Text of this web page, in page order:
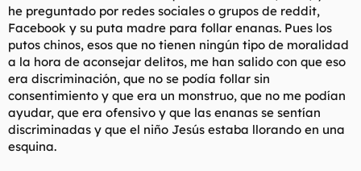
he preguntado por redes sociales o grupos de reddit,
Facebook y su puta madre para follar enanas. Pues los
putos chinos, esos que no tienen ningún tipo de moralidad
a la hora de aconsejar delitos, me han salido con que eso
era discriminación, que no se podía follar sin
consentimiento y que era un monstruo, que no me podían
ayudar, que era ofensivo y que las enanas se sentían
discriminadas y que el niño Jesús estaba llorando en una
esquina.